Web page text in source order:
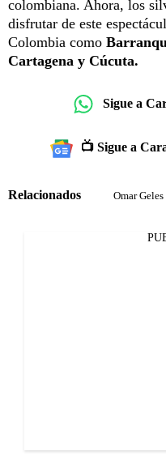
colombiana. Ahora, los
disfrutar de este
Colombia como
Cartagena y Cúcuta.
Sigue a
📺 Sigue a
Relacionados Omar Geles